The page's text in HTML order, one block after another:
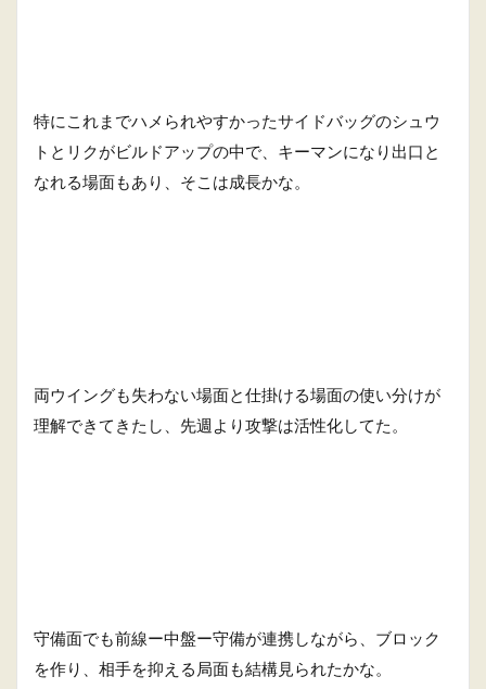
特にこれまでハメられやすかったサイドバッグのシュウ
トとリクがビルドアップの中で、キーマンになり出口と
なれる場面もあり、そこは成長かな。
両ウイングも失わない場面と仕掛ける場面の使い分けが
理解できてきたし、先週より攻撃は活性化してた。
守備面でも前線ー中盤ー守備が連携しながら、ブロック
を作り、相手を抑える局面も結構見られたかな。